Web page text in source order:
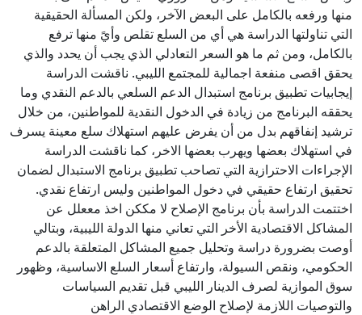
منها ورفعه بالكامل على البعض الآخر، ولكن المسألة الحقيقية
التي تناولتها الدراسة هي أي من السلع تقلص وأيً منها ترفع
بالكامل، ومن ثم ما هو السعر التعادلي الذي يجب أن يحدد والذي
يحقق اقصى منفعة اجمالية للمجتمع الليبي. ناقشت الدراسة
إيجابيات تطبيق برنامج استبدال الدعم السلعي بالدعم النقدي وما
يحققه البرنامج من زيادة في الدخول النقدية للمواطنين، من خلال
ترشيد إنفاقهم بدل من أن يفرض عليهم استهلاك سلع معينة يسرف
في استهلاك بعضها ويهرب بعضها الاخر، كما ناقشت الدراسة
الإجراءات الاحترازية التي تصاحب تطبيق برنامج الاستبدال لضمان
تحقيق ارتفاع حقيقي في دخول المواطنين وليس ارتفاع نقدي.
اختتمت الدراسة بأن برنامج الإصلاح لا مككن اخذ مععلل عن
المشاكل الاقتصادية الأخر التي تعاني منها الدولة الليبية، وبتالي
أوصت بضرورة دراسة وتحليل جميع المشاكل المتعلقة بالدعم
الحكومي، ونقص السيولة، وارتفاع أسعار السلع الاساسية، وظهور
سوق الموازية لصرف الدينار الليبي قبل تقديم السياسات
والتوصيات اللازمة لإصلاح الوضع الاقتصادي الراهن